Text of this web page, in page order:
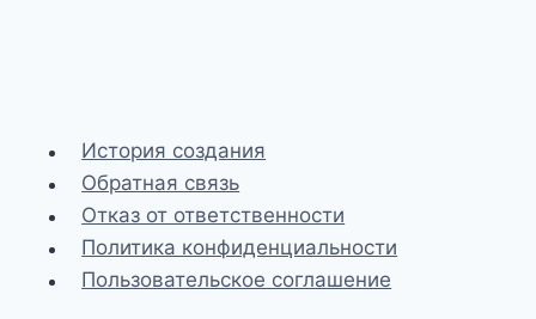
История создания
Обратная связь
Отказ от ответственности
Политика конфиденциальности
Пользовательское соглашение